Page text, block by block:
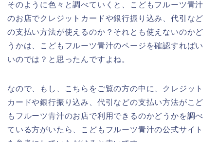
そのように色々と調べていくと、こどもフルーツ青汁
のお店でクレジットカードや銀行振り込み、代引など
の支払い方法が使えるのか？それとも使えないのかど
うかは、こどもフルーツ青汁のページを確認すればい
いのでは？と思ったんですよね。
なので、もし、こちらをご覧の方の中に、クレジット
カードや銀行振り込み、代引などの支払い方法がこど
もフルーツ青汁のお店で利用できるのかどうかを調べ
ている方がいたら、こどもフルーツ青汁の公式サイト